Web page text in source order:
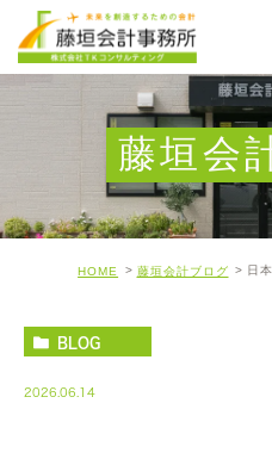
藤垣会
HOME 藤垣会計ブログ 日
BLOG
2026.06.14